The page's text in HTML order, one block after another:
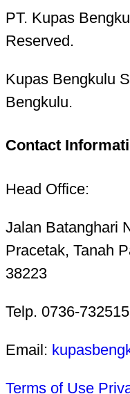
PT. Kupas
Reserved.
Kupas Bengkulu
Bengkulu.
Contact
Head Office:
Jalan Batanghari
Pracetak, Tanah
38223
Telp. 0736-
Email:
Terms of Use